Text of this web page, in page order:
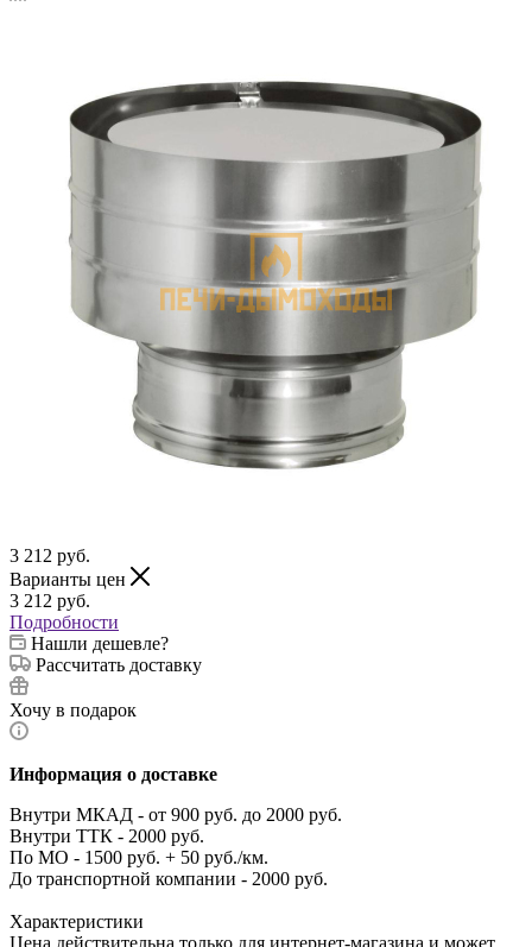
3 212 руб.
Варианты цен
3 212 руб.
Подробности
Нашли дешевле?
Рассчитать доставку
Хочу в подарок
Информация о доставке
Внутри МКАД - от 900 руб. до 2000 руб.
Внутри ТТК - 2000 руб.
По МО - 1500 руб. + 50 руб./км.
До транспортной компании - 2000 руб.
Характеристики
Цена действительна только для интернет-магазина и может